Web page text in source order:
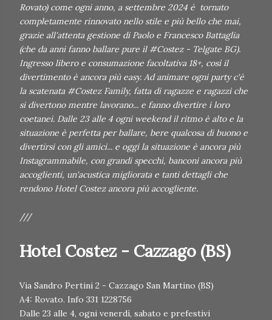
Rovato) come ogni anno, a settembre 2024 è tornato
completamente rinnovato nello stile e più bello che mai,
grazie all'attenta gestione di Paolo e Francesco Battaglia
(che da anni fanno ballare pure il #Costez - Telgate BG).
Ingresso libero e consumazione facoltativa 18+, così il
divertimento è ancora più easy. Ad animare ogni party c'è
la scatenata #Costez Family, fatta di ragazze e ragazzi che
si divertono mentre lavorano... e fanno divertire i loro
coetanei. Dalle 23 alle 4 ogni weekend il ritmo è alto e la
situazione è perfetta per ballare, bere qualcosa di buono e
divertirsi con gli amici... e oggi la situazione è ancora più
Instagrammabile, con grandi specchi, banconi ancora più
accoglienti, un'acustica migliorata e tanti dettagli che
rendono Hotel Costez ancora più accogliente.
///
Hotel Costez - Cazzago (BS)
Via Sandro Pertini 2 - Cazzago San Martino (BS)
A4: Rovato. Info 331 1228756
Dalle 23 alle 4, ogni venerdì, sabato e prefestivi